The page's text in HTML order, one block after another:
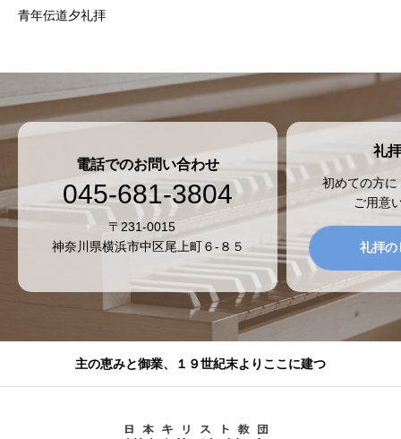
青年伝道夕礼拝
電話でのお問い合わせ
045-681-3804
〒231-0015
神奈川県横浜市中区尾上町６-８５
礼
初めての方
ご用意
礼拝の
主の恵みと御業、１９世紀末よりここに建つ